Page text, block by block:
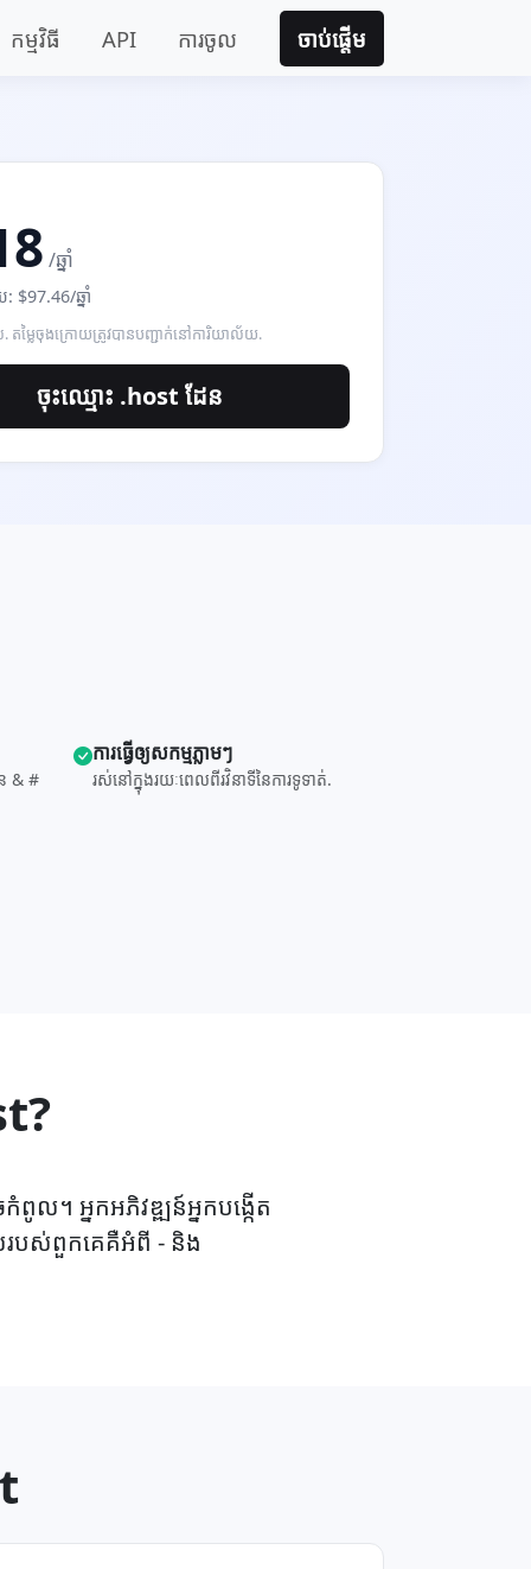
កម្មវិធី API ការ​ចូល ចាប់ផ្តើម
/ឆ្នាំ
$97.46/ឆ្នាំ
. តម្លៃចុងក្រោយត្រូវបានបញ្ជាក់នៅការិយាល័យ.
ចុះឈ្មោះ .host ដែន
& #
ការ​ធ្វើ​ឲ្យ​សកម្ម​ភ្លាមៗ
រស់នៅក្នុងរយៈពេលពីរវិនាទីនៃការទូទាត់.
ពូល។ អ្នកអភិវឌ្ឍន៍អ្នកបង្កើត
លរបស់ពួកគេគឺអំពី - និង